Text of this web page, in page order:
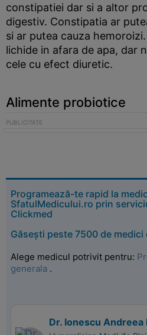
constipatiei dar si a altor
digestiv. Constipatia ar
si ar putea cauza
lichide in afara de apa, dar
cele cu efect diuretic.
Alimente probiotice
Programează-te rapid la
SfatulMedicului.ro prin
Clickmed
Găsești peste 7500 de
Alege medicul potrivit pentru:
generala .
Dr. Ionescu Andreea